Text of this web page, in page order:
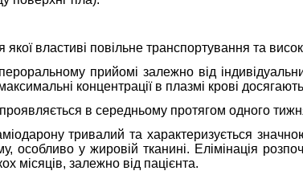
властиві повільне транспортування та
пероральному прийомі залежно від
концентрації в плазмі крові
в середньому протягом одного
тривалий та характеризується
особливо у жировій тканині. Елімінація
місяців, залежно від пацієнта.